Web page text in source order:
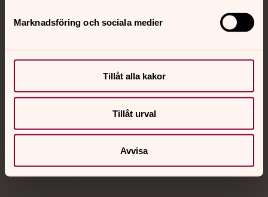
Marknadsföring och sociala medier
Tillåt alla kakor
Tillåt urval
Avvisa
Akut samtals- och krisstöd. Prata eller chatta anonymt
med en präst på kvällar och nätter.
Digitalt brev
Svenska kyrkan